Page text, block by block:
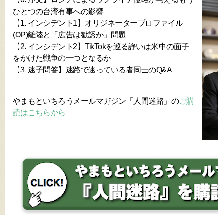
ひとつの台湾有事への影響
【1. インシデント1】オリジネータープロファイル
(OP)離陸と「広告は勧誘か」問題
【2. インシデント2】TikTokを巡る諍いは米中の面子
をかけた戦争の一つとなるか
【3. 迷子問答】迷路で迷っている者同士のQ&A
やまもといちろうメールマガジン「人間迷路」のご購
読はこちらから